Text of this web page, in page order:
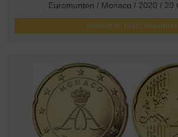
Euromunten / Monaco / 2020 / 20
Melding bij beschikbaarheid